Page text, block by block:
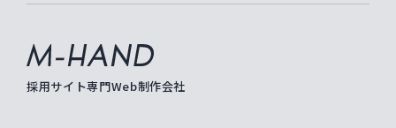
M-hand
採用サイト専門Web制作会社